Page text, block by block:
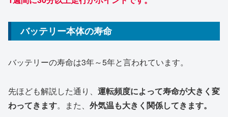
バッテリー本体の寿命
バッテリーの寿命は3年～5年と言われています。
先ほども解説した通り、 運転頻度によって寿命が大きく変
わってきます。また、 外気温も大きく関係してきます。